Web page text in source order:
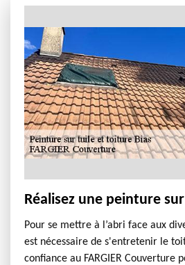
Réalisez une peinture
Pour se mettre à l’abri face aux
est nécessaire de s'entretenir le
confiance au FARGIER Couverture